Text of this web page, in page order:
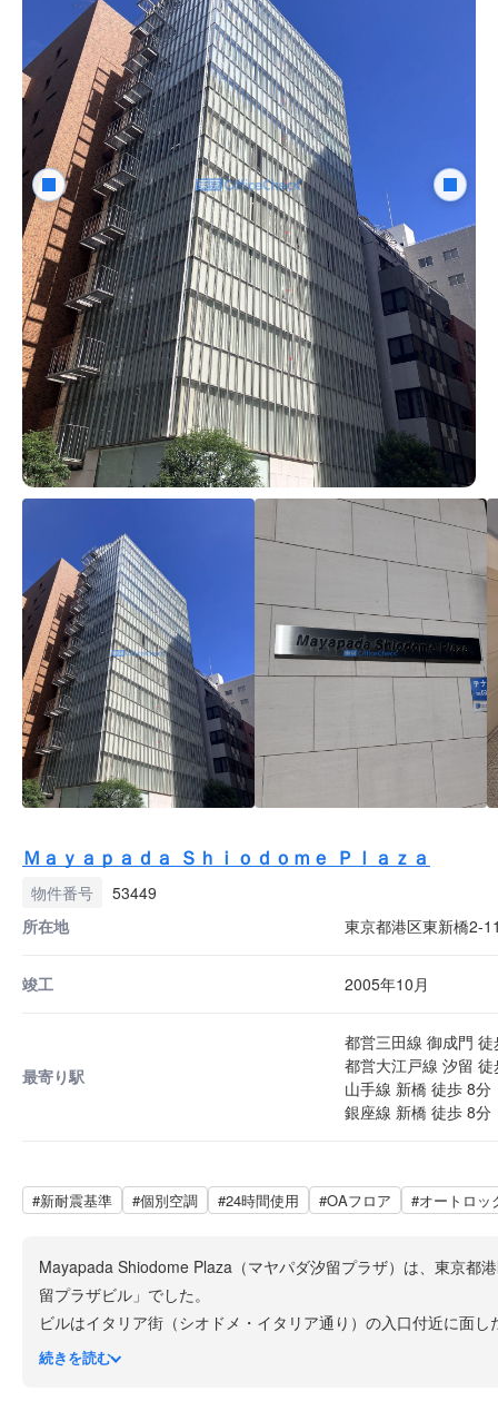
Ｍａｙａｐａｄａ Ｓｈｉｏｄｏｍｅ Ｐｌａｚａ
物件番号
53449
所在地
東京都港区東新橋2-
竣工 2005年10月
最寄り駅
都営三田線 御成門
都営大江戸線 汐留
山手線 新橋 徒歩 8分
銀座線 新橋 徒歩 8分
#新耐震基準 #個別空調 #24時間使用 #OAフロア #オートロッ
Mayapada Shiodome Plaza（マヤパダ汐留プラザ）は、東京都
留プラザビル」でした。
ビルはイタリア街（シオドメ・イタリア通り）の入口付近に面
アクセス面では、都営三田線「御成門」駅徒歩約5分、都営浅
続きを読む